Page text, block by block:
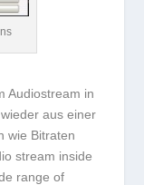
Audiostream in
aus einer
wie Bitraten
stream inside
range of